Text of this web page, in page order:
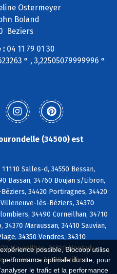
possible, Biocoop utilise
optimale du site, pour
le trafic et la performance
Ostermeyer
Boland
Beziers
:04 11 79 01 30
° , 3,22505079999996 °
(34500) est
Salles-d, 34550 Bessan,
Bassan, 34760 Boujan s/Libron,
34420 Portiragnes, 34420
lès-Béziers, 34370
34490 Corneilhan, 34710
Maraussan, 34410 Sauvian,
34350 Vendres, 34310
Maureilhan, 34310 Montady,
Enserune, 34310 Poilhes